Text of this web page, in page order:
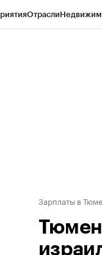
Отрасли
Зарплаты в